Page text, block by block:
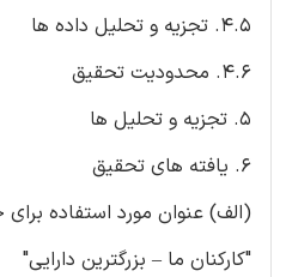
4.5. تجزیه و تحلیل داده ها
4.6. محدودیت تحقیق
5. تجزیه و تحلیل ها
6. یافته های تحقیق
(الف) عنوان مورد استفاده
"کارکنان ما – بزرگترین دارایی"